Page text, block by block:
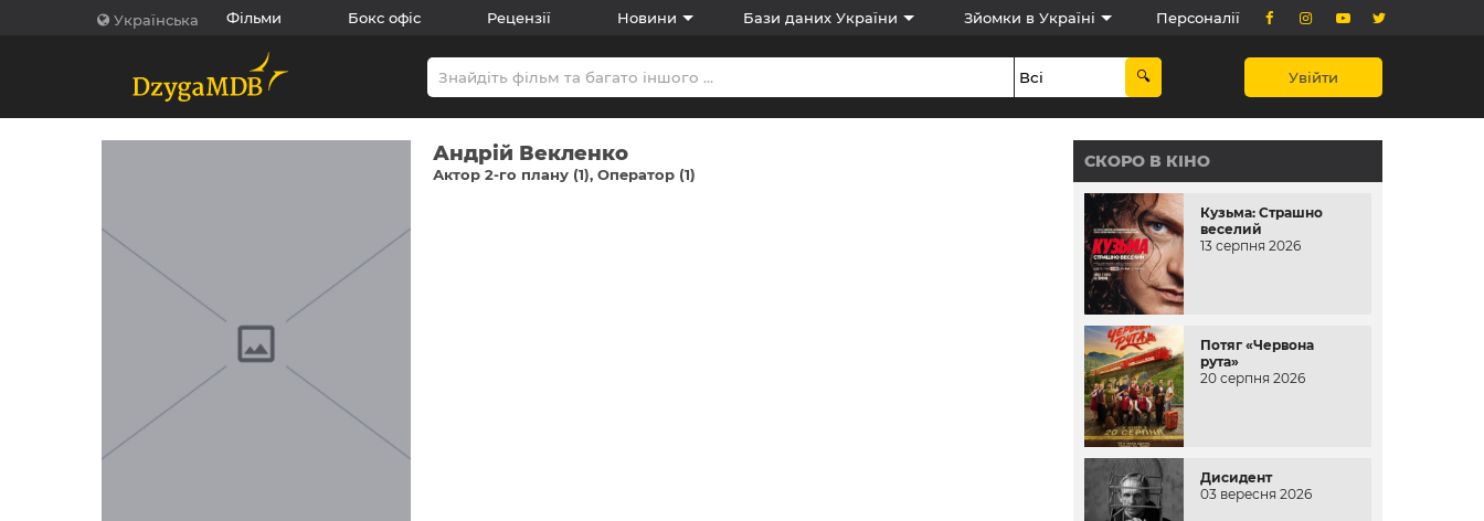
Українська Фільми Бокс офіс Рецензії Новини Бази даних України Зйомки в Україні Персоналії
Увійти
Андрій Векленко
Актор 2-го плану (1) Оператор (1)
СКОРО В КІНО
Кузьма: Страшно
веселий
13 серпня 2026
Потяг «Червона
рута»
20 серпня 2026
Дисидент
03 вересня 2026